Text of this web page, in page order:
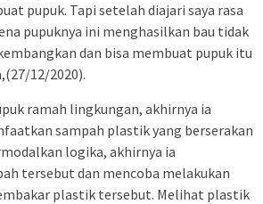
pupuk. Tapi setelah diajari saya rasa
pupuknya ini menghasilkan bau tidak
dan bisa membuat pupuk itu
12/2020).
ramah lingkungan, akhirnya ia
sampah plastik yang berserakan
logika, akhirnya ia
tersebut dan mencoba melakukan
plastik tersebut. Melihat plastik